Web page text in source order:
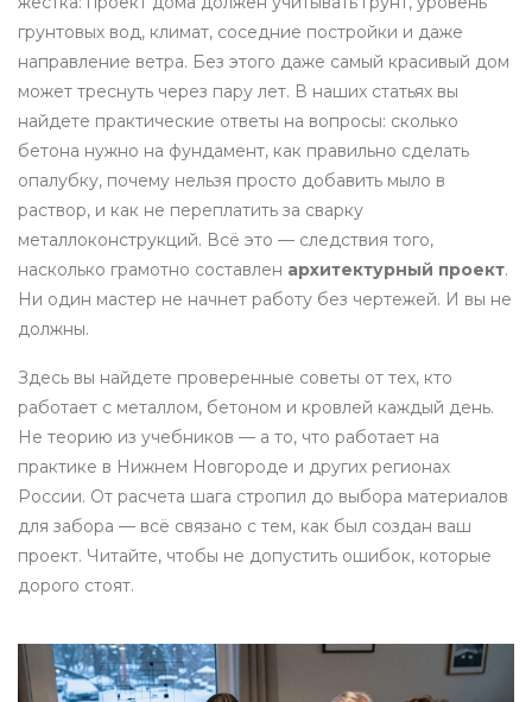
грунтовых вод, климат, соседние постройки и даже
направление ветра. Без этого даже самый красивый дом
может треснуть через пару лет. В наших статьях вы
найдете практические ответы на вопросы: сколько
бетона нужно на фундамент, как правильно сделать
опалубку, почему нельзя просто добавить мыло в
раствор, и как не переплатить за сварку
металлоконструкций. Всё это — следствия того,
насколько грамотно составлен архитектурный проект.
Ни один мастер не начнет работу без чертежей. И вы не
должны.
Здесь вы найдете проверенные советы от тех, кто
работает с металлом, бетоном и кровлей каждый день.
Не теорию из учебников — а то, что работает на
практике в Нижнем Новгороде и других регионах
России. От расчета шага стропил до выбора материалов
для забора — всё связано с тем, как был создан ваш
проект. Читайте, чтобы не допустить ошибок, которые
дорого стоят.